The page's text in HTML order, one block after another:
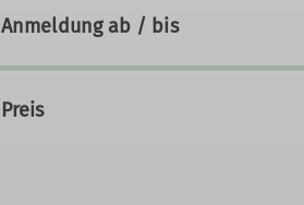
Anmeldung ab / bis
Preis